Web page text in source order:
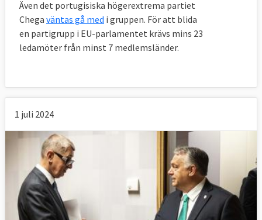
Även det portugisiska högerextrema partiet
Chega väntas gå med i gruppen. För att blida
en partigrupp i EU-parlamentet krävs mins 23
ledamöter från minst 7 medlemsländer.
1 juli 2024